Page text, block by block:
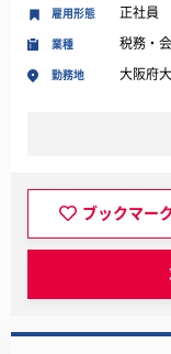
業種 税務・
勤務地 大阪府
雇用形態 正社員
ブックマー